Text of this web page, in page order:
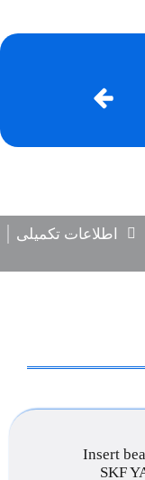
اطلاعات تکمیلی